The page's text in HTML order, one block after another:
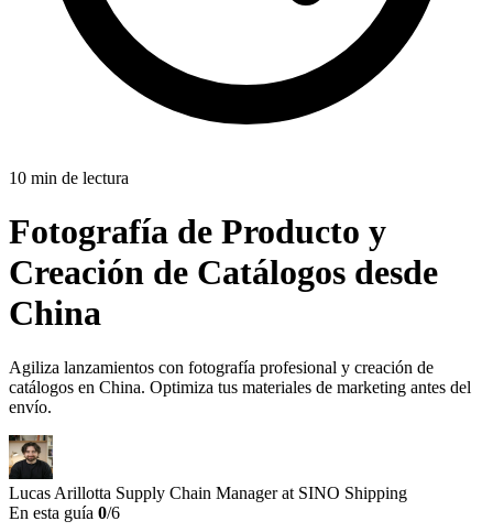
10 min de lectura
Fotografía de Producto y
Creación de Catálogos desde
China
Agiliza lanzamientos con fotografía profesional y creación de
catálogos en China. Optimiza tus materiales de marketing antes del
envío.
Lucas Arillotta Supply Chain Manager at SINO Shipping
En esta guía 0/6